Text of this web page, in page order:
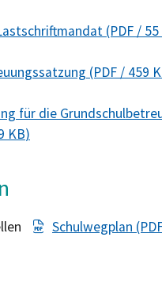
(PDF / 55
(PDF / 459
für die
KB)
Schulwegplan